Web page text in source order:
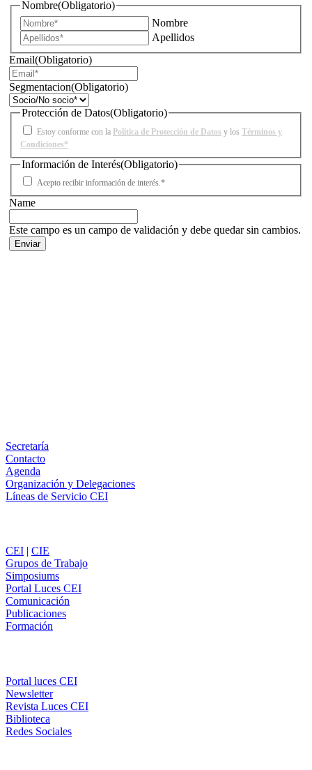
Nombre(Obligatorio)
Nombre
Apellidos
Email(Obligatorio)
Segmentacion(Obligatorio)
Protección de Datos(Obligatorio)
Estoy conforme con la Política de Protección de Datos y los Términos y
Condiciones*
Información de Interés(Obligatorio)
Acepto recibir información de interés.*
Name
Este campo es un campo de validación y debe quedar sin cambios.
Secretaría
Contacto
Agenda
Organización y Delegaciones
Líneas de Servicio CEI
CEI | CIE
Grupos de Trabajo
Simposiums
Portal Luces CEI
Comunicación
Publicaciones
Formación
Portal luces CEI
Newsletter
Revista Luces CEI
Biblioteca
Redes Sociales